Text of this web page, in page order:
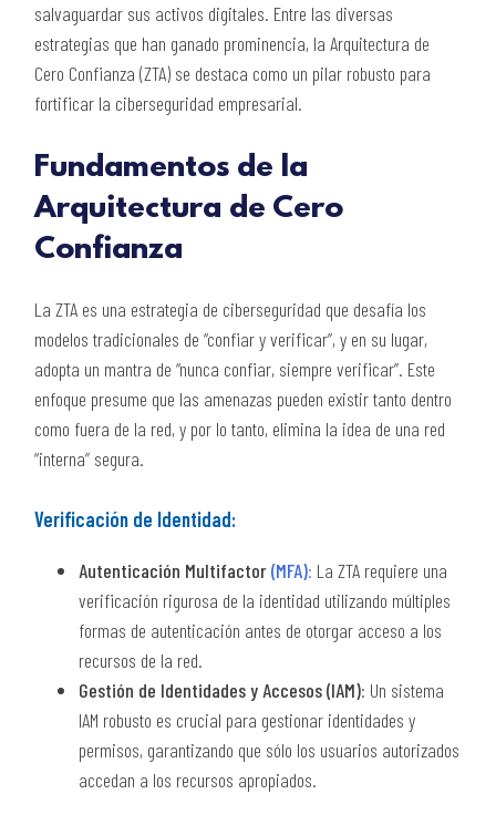
salvaguardar sus activos digitales. Entre las diversas
estrategias que han ganado prominencia, la Arquitectura de
Cero Confianza (ZTA) se destaca como un pilar robusto para
fortificar la ciberseguridad empresarial.
Fundamentos de la
Arquitectura de Cero
Confianza
La ZTA es una estrategia de ciberseguridad que desafía los
modelos tradicionales de “confiar y verificar”, y en su lugar,
adopta un mantra de “nunca confiar, siempre verificar”. Este
enfoque presume que las amenazas pueden existir tanto dentro
como fuera de la red, y por lo tanto, elimina la idea de una red
“interna” segura.
Verificación de Identidad:
Autenticación Multifactor(MFA): La ZTA requiere una
verificación rigurosa de la identidad utilizando múltiples
formas de autenticación antes de otorgar acceso a los
recursos de la red.
Gestión de Identidades y Accesos (IAM): Un sistema
IAM robusto es crucial para gestionar identidades y
permisos, garantizando que sólo los usuarios autorizados
accedan a los recursos apropiados.